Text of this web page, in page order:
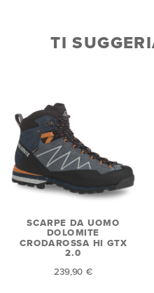
TI
SCARPE DA UOMO
DOLOMITE
CRODAROSSA HI GTX
2.0
239,90 €